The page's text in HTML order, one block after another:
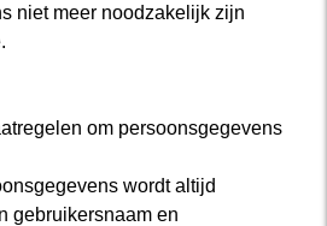
niet meer noodzakelijk zijn
om persoonsgegevens
wordt altijd
gebruikersnaam en